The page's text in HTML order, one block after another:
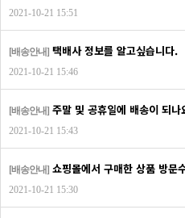
2021-10-21 15:51
[배송안내] 택배사 정보를 알고싶습니다.
2021-10-21 15:46
[배송안내] 주말 및 공휴일에 배송이 되나
2021-10-21 15:43
[배송안내] 쇼핑몰에서 구매한 상품 방문
2021-10-21 15:30